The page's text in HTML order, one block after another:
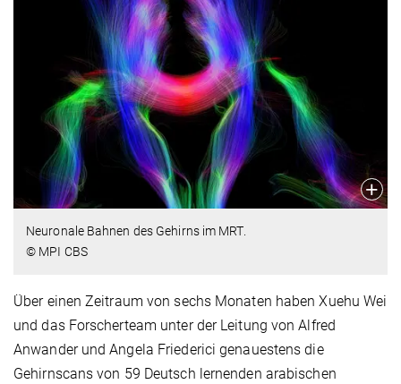
Neuronale Bahnen des Gehirns im MRT.
© MPI CBS
Über einen Zeitraum von sechs Monaten haben Xuehu Wei
und das Forscherteam unter der Leitung von Alfred
Anwander und Angela Friederici genauestens die
Gehirnscans von 59 Deutsch lernenden arabischen